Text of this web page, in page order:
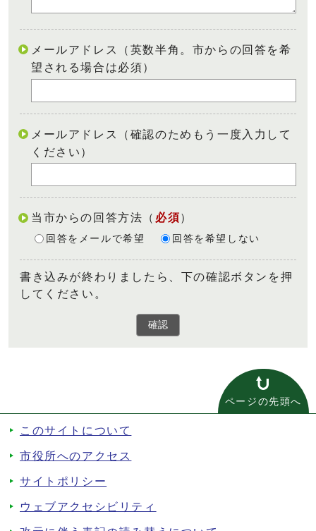
メールアドレス（英数半角。市からの回答を希
望される場合は必須）
メールアドレス（確認のためもう一度入力して
ください）
当市からの回答方法 （ 必須）
回答をメールで希望 回答を希望しない
書き込みが終わりましたら、下の確認ボタンを押
してください。
確認
ページの先頭へ
このサイトについて
市役所へのアクセス
サイトポリシー
ウェブアクセシビリティ